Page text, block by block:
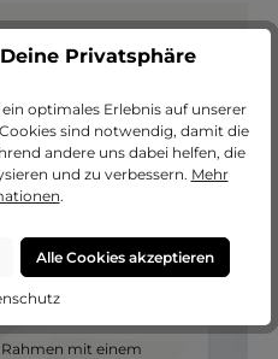
das Glas überdeckt
mit einem
Privatsphäre
optimales Erlebnis auf unserer
sind notwendig, damit die
andere uns dabei helfen, die
und zu verbessern. Mehr
.
Alle Cookies akzeptieren